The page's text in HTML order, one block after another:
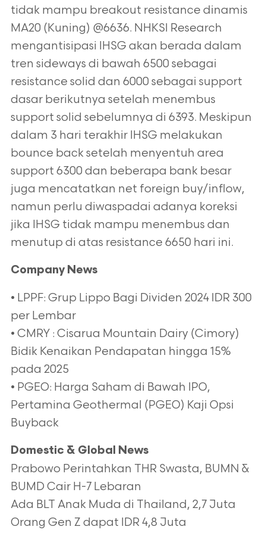
tidak mampu breakout resistance dinamis
MA20 (Kuning) @6636. NHKSI Research
mengantisipasi IHSG akan berada dalam
tren sideways di bawah 6500 sebagai
resistance solid dan 6000 sebagai support
dasar berikutnya setelah menembus
support solid sebelumnya di 6393. Meskipun
dalam 3 hari terakhir IHSG melakukan
bounce back setelah menyentuh area
support 6300 dan beberapa bank besar
juga mencatatkan net foreign buy/inflow,
namun perlu diwaspadai adanya koreksi
jika IHSG tidak mampu menembus dan
menutup di atas resistance 6650 hari ini.
Company News
• LPPF: Grup Lippo Bagi Dividen 2024 IDR 300
per Lembar
• CMRY : Cisarua Mountain Dairy (Cimory)
Bidik Kenaikan Pendapatan hingga 15%
pada 2025
• PGEO: Harga Saham di Bawah IPO,
Pertamina Geothermal (PGEO) Kaji Opsi
Buyback
Domestic & Global News
Prabowo Perintahkan THR Swasta, BUMN &
BUMD Cair H-7 Lebaran
Ada BLT Anak Muda di Thailand, 2,7 Juta
Orang Gen Z dapat IDR 4,8 Juta